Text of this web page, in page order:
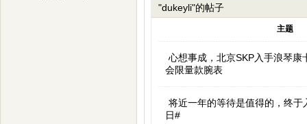
"dukeyli"的帖子
主题
心想事成，北京SKP入手浪琴康
会限量款腕表
将近一年的等待是值得的，终
日#